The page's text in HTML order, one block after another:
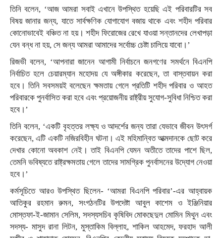
তিনি বলেন, ‘আজ আমরা সবাই এখানে উপস্থিত হয়েছি এই পরিবারটির সব
বিষয় জানার জন্য, যাতে সার্বক্ষণিক যোগাযোগ বজায় থাকে এবং শহীদ পরিবার
কোনোভাবেই বঞ্চিত না হয়। শহীদ ফিরোজের রেখে যাওয়া সন্তানদের লেখাপড়া
যেন বন্ধ না হয়, সে জন্য আমরা আমাদের সর্বোচ্চ চেষ্টা চালিয়ে যাবো।’
রিজভী বলেন, ‘আপনারা জানেন আগামী নির্বাচনে জনগণের সমর্থনে বিএনপি
নির্বাচিত হলে চেয়ারম্যান মহোদয় যে অঙ্গীকার করেছেন, তা বাস্তবায়ন করা
হবে। তিনি সবসময়ই বলেছেন ক্ষমতায় গেলে প্রতিটি শহীদ পরিবার ও আহত
পরিবারকে পুনর্বাসিত করা হবে এবং প্রয়োজনীয় রাষ্ট্রীয় সুযোগ-সুবিধা নিশ্চিত করা
হবে।’
তিনি বলেন, ‘একটি বৃহত্তর লক্ষ্য ও আদর্শের জন্য তারা যেভাবে জীবন উৎসর্গ
করেছেন, এটি একটি নজিরবিহীন ঘটনা। এই মহিমান্বিত আত্মদানকে ছোট করে
দেখার কোনো অবকাশ নেই। তাই বিএনপি যেমন অতীতে তাদের পাশে ছিল,
তেমনি ভবিষ্যতে রাষ্ট্রক্ষমতায় গেলে তাদের সামগ্রিক পুনর্বাসনের উদ্যোগ নেওয়া
হবে।’
কর্মসূচিতে আরও উপস্থিত ছিলেন- ‘আমরা বিএনপি পরিবার’-এর আহ্বায়ক
আতিকুর রহমান রুমন, সংগঠনটির উপদেষ্টা আবুল কাশেম ও ইঞ্জিনিয়ার
মোস্তফা-ই-জামান সেলিম, সদস্যসচিব কৃষিবিদ মোকছেদুল মোমিন মিথুন এবং
সদস্য- মাসুদ রানা লিটন, মুস্তাকিম বিল্লাহ, শাকিল আহমেদ, ফরহাদ আলী